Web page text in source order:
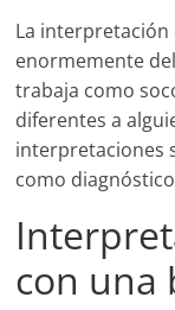
La interpretación
enormemente
trabaja como
diferentes a
interpretaciones
como
con una